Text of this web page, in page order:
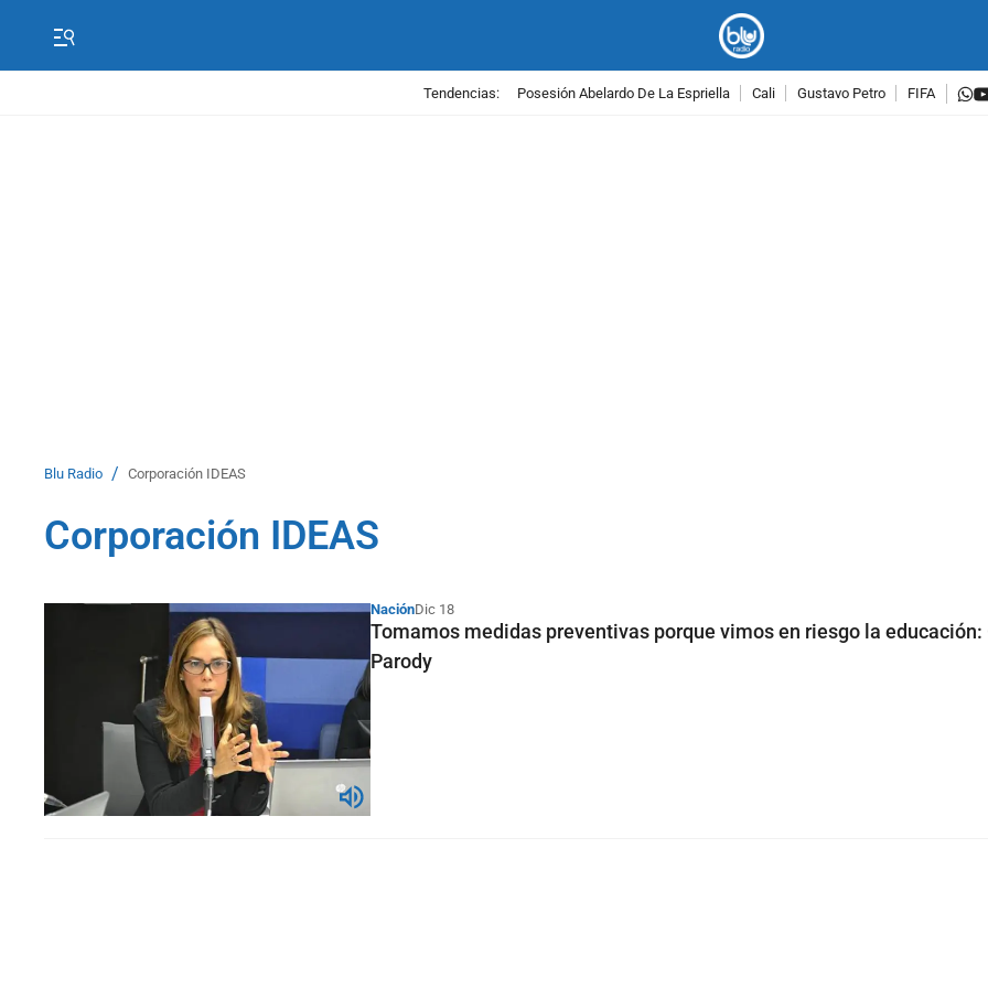
Tendencias: Posesión Abelardo De La Espriella Cali Gustavo Petro FIFA
Blu Radio / Corporación IDEAS
Corporación IDEAS
NaciónDic 18
Tomamos medidas preventivas porque vimos en riesgo la educación:
Parody